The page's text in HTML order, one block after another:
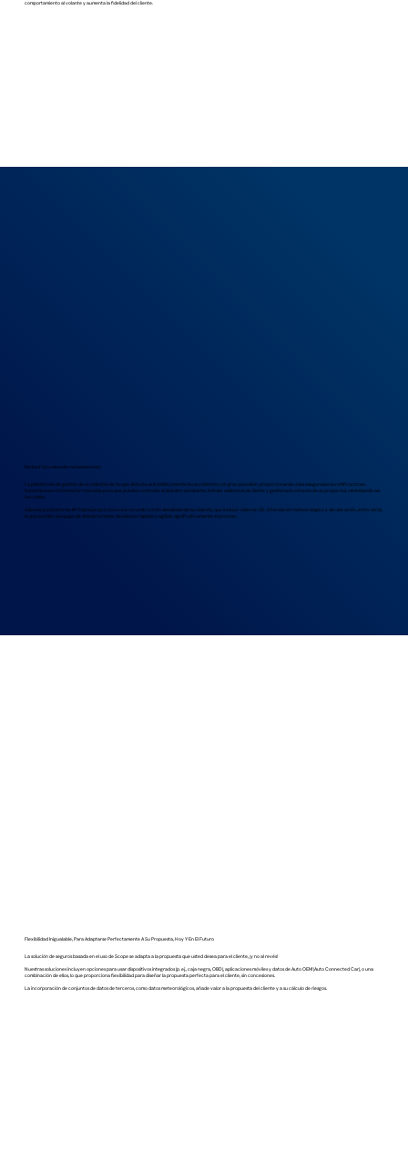
comportamiento al volante y aumenta la fidelidad del cliente.
Reducir los costos de reclamaciones
La plataforma de gestión de accidentes de Scope detecta automáticamente los accidentes con gran precisión, proporcionando a las aseguradoras notificaciones
instantáneas e información resumida para que puedan controlar el siniestro al instante, brindar asistencia al cliente y gestionarlo a través de su propia red, minimizando así
los costes.
Además, la plataforma M-Claims proporciona una reconstrucción detallada del accidente, que incluye vídeo en 3D, información meteorológica y de ubicación, entre otros,
lo que permite al equipo de siniestros tomar decisiones rápidas y agilizar significativamente el proceso.
Flexibilidad Inigualable, Para Adaptarse Perfectamente A Su Propuesta, Hoy Y En El Futuro
La solución de seguros basada en el uso de Scope se adapta a la propuesta que usted desea para el cliente, ¡y no al revés!
Nuestras soluciones incluyen opciones para usar dispositivos integrados (p. ej., caja negra, OBD), aplicaciones móviles y datos de Auto OEM (Auto Connected Car), o una
combinación de ellos, lo que proporciona flexibilidad para diseñar la propuesta perfecta para el cliente, sin concesiones.
La incorporación de conjuntos de datos de terceros, como datos meteorológicos, añade valor a la propuesta del cliente y a su cálculo de riesgos.